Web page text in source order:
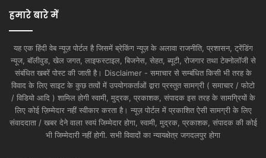
हमारे बारे में
यह एक हिंदी वेब न्यूज़ पोर्टल है जिसमें ब्रेकिंग न्यूज़ के अलावा राजनीति, प्रशासन, ट्रेंडिंग
न्यूज, बॉलीवुड, खेल जगत, लाइफस्टाइल, बिजनेस, सेहत, ब्यूटी, रोजगार तथा टेक्नोलॉजी से
संबंधित खबरें पोस्ट की जाती है। Disclaimer - समाचार से सम्बंधित किसी भी तरह के
विवाद के लिए साइट के कुछ तत्वों में उपयोगकर्ताओं द्वारा प्रस्तुत सामग्री ( समाचार / फोटो
/ विडियो आदि ) शामिल होगी स्वामी, मुद्रक, प्रकाशक, संपादक इस तरह के सामग्रियों के
लिए कोई ज़िम्मेदार नहीं स्वीकार करता है। न्यूज़ पोर्टल में प्रकाशित ऐसी सामग्री के लिए
संवाददाता / खबर देने वाला स्वयं जिम्मेदार होगा, स्वामी, मुद्रक, प्रकाशक, संपादक की कोई
भी जिम्मेदारी नहीं होगी. सभी विवादों का न्यायक्षेत्र जगदलपुर होगा